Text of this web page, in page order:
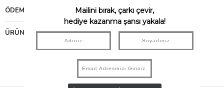
ÖDEME SEÇENEKLERI
ÜRÜN ÖNERILERI